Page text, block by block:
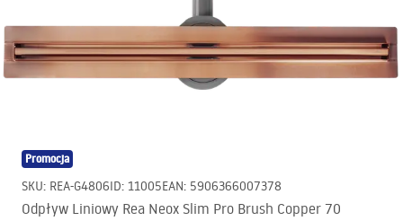
Promocja
SKU: REA-G4806ID: 11005EAN: 5906366007378
Odpływ Liniowy Rea Neox Slim Pro Brush Copper 70